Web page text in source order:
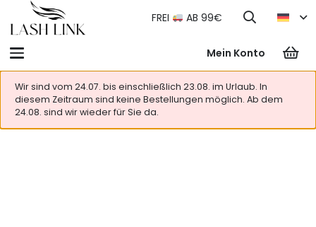
FREI AB 99€
Mein Konto
Wir sind vom 24.07. bis einschließlich 23.08. im Urlaub. In
diesem Zeitraum sind keine Bestellungen möglich. Ab dem
24.08. sind wir wieder für Sie da.